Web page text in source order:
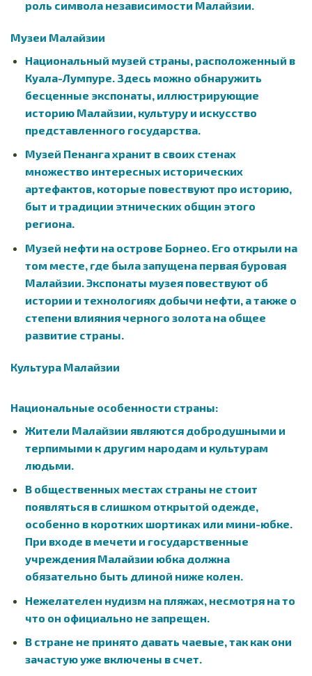
роль символа независимости Малайзии.
Музеи Малайзии
Национальный музей страны, расположенный в
Куала-Лумпуре. Здесь можно обнаружить
бесценные экспонаты, иллюстрирующие
историю Малайзии, культуру и искусство
представленного государства.
Музей Пенанга хранит в своих стенах
множество интересных исторических
артефактов, которые повествуют про историю,
быт и традиции этнических общин этого
региона.
Музей нефти на острове Борнео. Его открыли на
том месте, где была запущена первая буровая
Малайзии. Экспонаты музея повествуют об
истории и технологиях добычи нефти, а также о
степени влияния черного золота на общее
развитие страны.
Культура Малайзии
Национальные особенности страны:
Жители Малайзии являются добродушными и
терпимыми к другим народам и культурам
людьми.
В общественных местах страны не стоит
появляться в слишком открытой одежде,
особенно в коротких шортиках или мини-юбке.
При входе в мечети и государственные
учреждения Малайзии юбка должна
обязательно быть длиной ниже колен.
Нежелателен нудизм на пляжах, несмотря на то
что он официально не запрещен.
В стране не принято давать чаевые, так как они
зачастую уже включены в счет.